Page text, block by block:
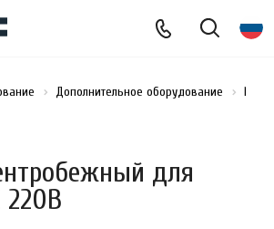
Дополнительное оборудование
для